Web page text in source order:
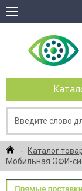
Каталог
Мобильная ЭФИ-